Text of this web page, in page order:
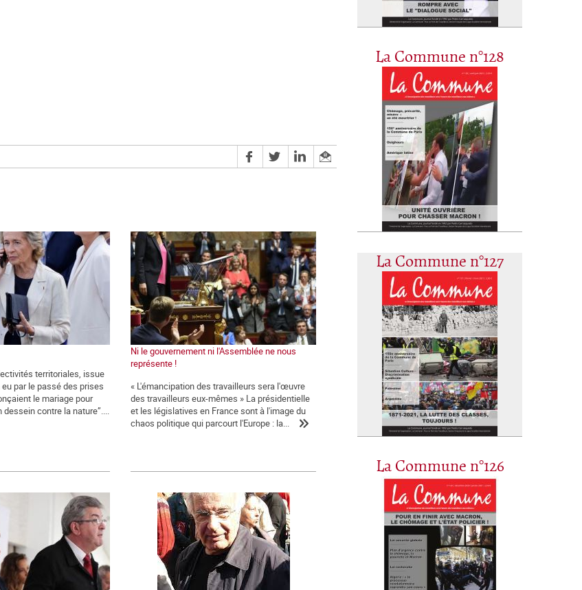
La Commune n°128
La Commune n°127
La Commune n°126
territoriales, issue
par le passé des prises
le mariage pour
dessein contre la nature”....
Ni le gouvernement ni l'Assemblée ne nous
représente !
« L'émancipation des travailleurs sera l'œuvre
des travailleurs eux-mêmes » La présidentielle
et les législatives en France sont à l'image du
chaos politique qui parcourt l'Europe : la...